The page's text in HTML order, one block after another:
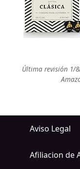
Última revisión 1/
Aviso Legal
Afiliacion de